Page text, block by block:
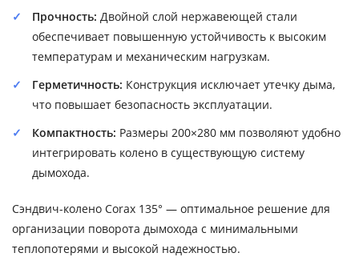
Прочность: Двойной слой нержавеющей стали
обеспечивает повышенную устойчивость к высоким
температурам и механическим нагрузкам.
Герметичность: Конструкция исключает утечку дыма,
что повышает безопасность эксплуатации.
Компактность: Размеры 200×280 мм позволяют удобно
интегрировать колено в существующую систему
дымохода.
Сэндвич-колено Corax 135° — оптимальное решение для
организации поворота дымохода с минимальными
теплопотерями и высокой надежностью.